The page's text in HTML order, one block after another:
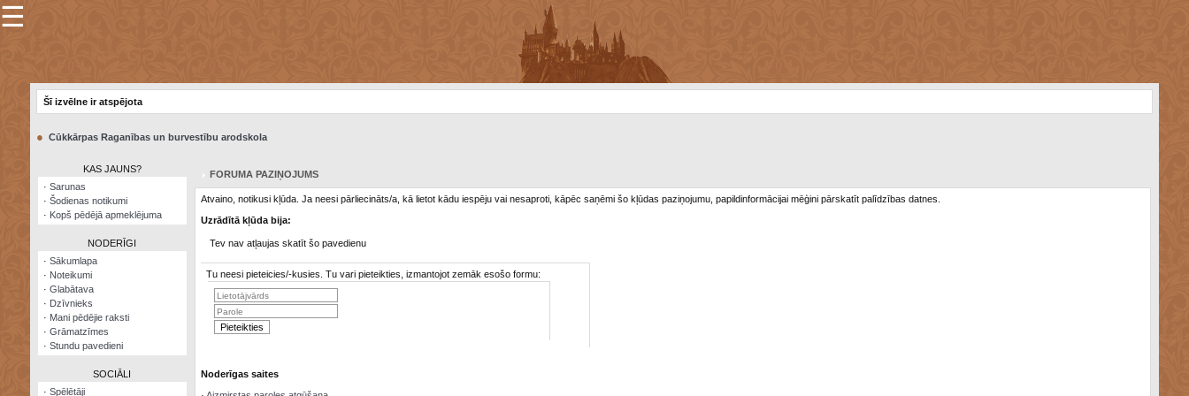
×
Šodienas
Visatcera
almanahs
☰
Šī izvēlne ir atspējota
● Cūkkārpas Raganības un burvestību arodskola
KAS JAUNS?
· Sarunas
· Šodienas notikumi
· Kopš pēdējā apmeklējuma
NODERĪGI
· Sākumlapa
· Noteikumi
· Glabātava
· Dzīvnieks
· Mani pēdējie raksti
· Grāmatzīmes
· Stundu pavedieni
SOCIĀLI
· Spēlētāji
FORUMA PAZIŅOJUMS
Atvaino, notikusi kļūda. Ja neesi pārliecināts/a, kā lietot kādu iespēju vai nesaproti, kāpēc saņēmi šo kļūdas paziņojumu, papildinformācijai mēģini pārskatīt palīdzības datnes.
Uzrādītā kļūda bija:
Tev nav atļaujas skatīt šo pavedienu
Tu neesi pieteicies/-kusies. Tu vari pieteikties, izmantojot zemāk esošo formu:
Noderīgas saites